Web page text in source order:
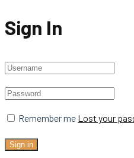
Sign In
Remember me Lost your
Sign in